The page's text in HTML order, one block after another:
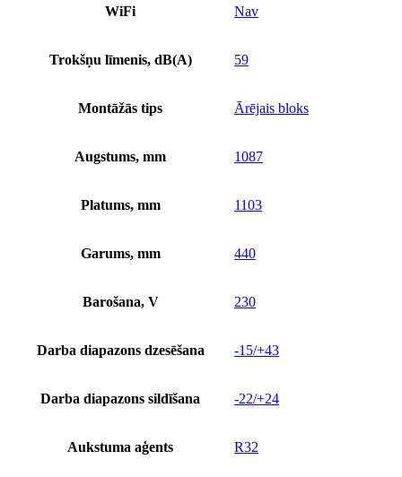
WiFi Nav
Trokšņu līmenis, dB(A) 59
Montāžās tips Ārējais bloks
Augstums, mm 1087
Platums, mm 1103
Garums, mm 440
Barošana, V 230
Darba diapazons dzesēšana -15/+43
Darba diapazons sildīšana -22/+24
Aukstuma aģents R32